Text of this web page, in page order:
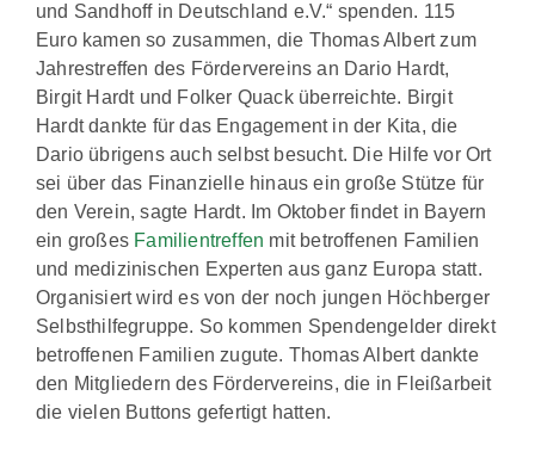
und Sandhoff in Deutschland e.V.“ spenden. 115
Euro kamen so zusammen, die Thomas Albert zum
Jahrestreffen des Fördervereins an Dario Hardt,
Birgit Hardt und Folker Quack überreichte. Birgit
Hardt dankte für das Engagement in der Kita, die
Dario übrigens auch selbst besucht. Die Hilfe vor Ort
sei über das Finanzielle hinaus ein große Stütze für
den Verein, sagte Hardt. Im Oktober findet in Bayern
ein großes Familientreffen mit betroffenen Familien
und medizinischen Experten aus ganz Europa statt.
Organisiert wird es von der noch jungen Höchberger
Selbsthilfegruppe. So kommen Spendengelder direkt
betroffenen Familien zugute. Thomas Albert dankte
den Mitgliedern des Fördervereins, die in Fleißarbeit
die vielen Buttons gefertigt hatten.